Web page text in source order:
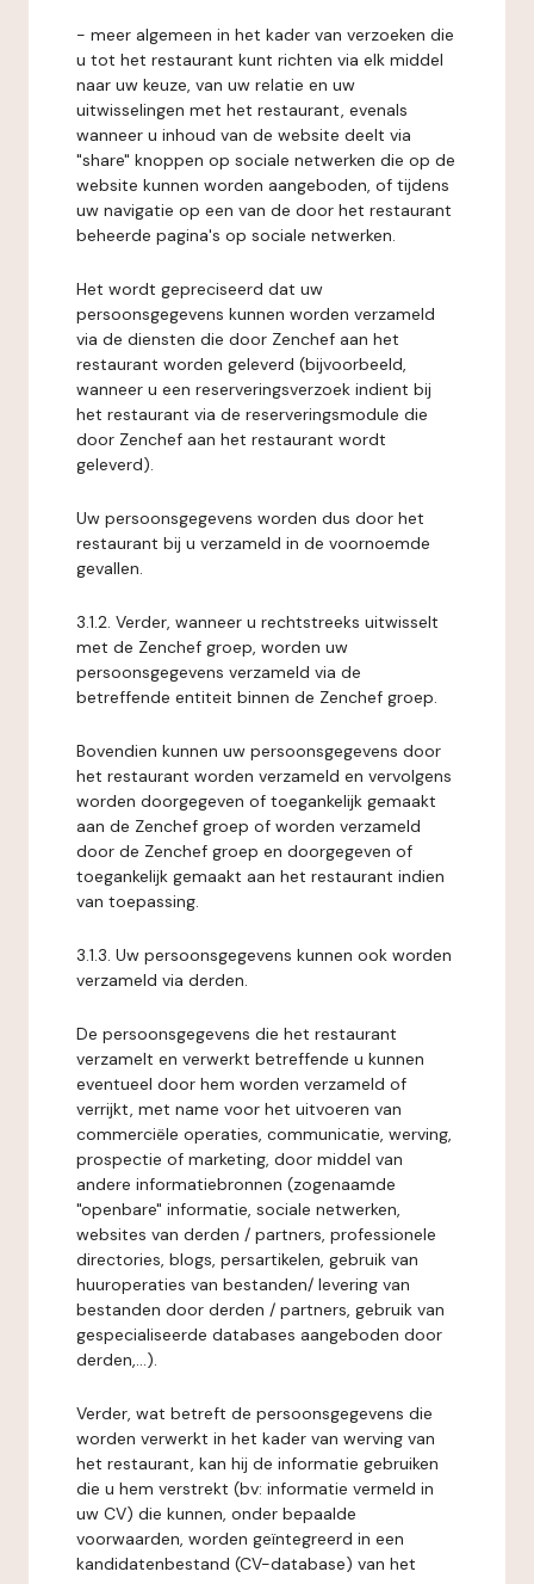
- meer algemeen in het kader van verzoeken die
u tot het restaurant kunt richten via elk middel
naar uw keuze, van uw relatie en uw
uitwisselingen met het restaurant, evenals
wanneer u inhoud van de website deelt via
"share" knoppen op sociale netwerken die op de
website kunnen worden aangeboden, of tijdens
uw navigatie op een van de door het restaurant
beheerde pagina's op sociale netwerken.
Het wordt gepreciseerd dat uw
persoonsgegevens kunnen worden verzameld
via de diensten die door Zenchef aan het
restaurant worden geleverd (bijvoorbeeld,
wanneer u een reserveringsverzoek indient bij
het restaurant via de reserveringsmodule die
door Zenchef aan het restaurant wordt
geleverd).
Uw persoonsgegevens worden dus door het
restaurant bij u verzameld in de voornoemde
gevallen.
3.1.2. Verder, wanneer u rechtstreeks uitwisselt
met de Zenchef groep, worden uw
persoonsgegevens verzameld via de
betreffende entiteit binnen de Zenchef groep.
Bovendien kunnen uw persoonsgegevens door
het restaurant worden verzameld en vervolgens
worden doorgegeven of toegankelijk gemaakt
aan de Zenchef groep of worden verzameld
door de Zenchef groep en doorgegeven of
toegankelijk gemaakt aan het restaurant indien
van toepassing.
3.1.3. Uw persoonsgegevens kunnen ook worden
verzameld via derden.
De persoonsgegevens die het restaurant
verzamelt en verwerkt betreffende u kunnen
eventueel door hem worden verzameld of
verrijkt, met name voor het uitvoeren van
commerciële operaties, communicatie, werving,
prospectie of marketing, door middel van
andere informatiebronnen (zogenaamde
"openbare" informatie, sociale netwerken,
websites van derden / partners, professionele
directories, blogs, persartikelen, gebruik van
huuroperaties van bestanden/ levering van
bestanden door derden / partners, gebruik van
gespecialiseerde databases aangeboden door
derden,...).
Verder, wat betreft de persoonsgegevens die
worden verwerkt in het kader van werving van
het restaurant, kan hij de informatie gebruiken
die u hem verstrekt (bv: informatie vermeld in
uw CV) die kunnen, onder bepaalde
voorwaarden, worden geïntegreerd in een
kandidatenbestand (CV-database) van het